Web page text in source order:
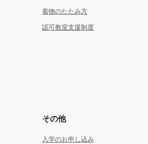
着物のたたみ方
認可教室支援制度
その他
入学のお申し込み